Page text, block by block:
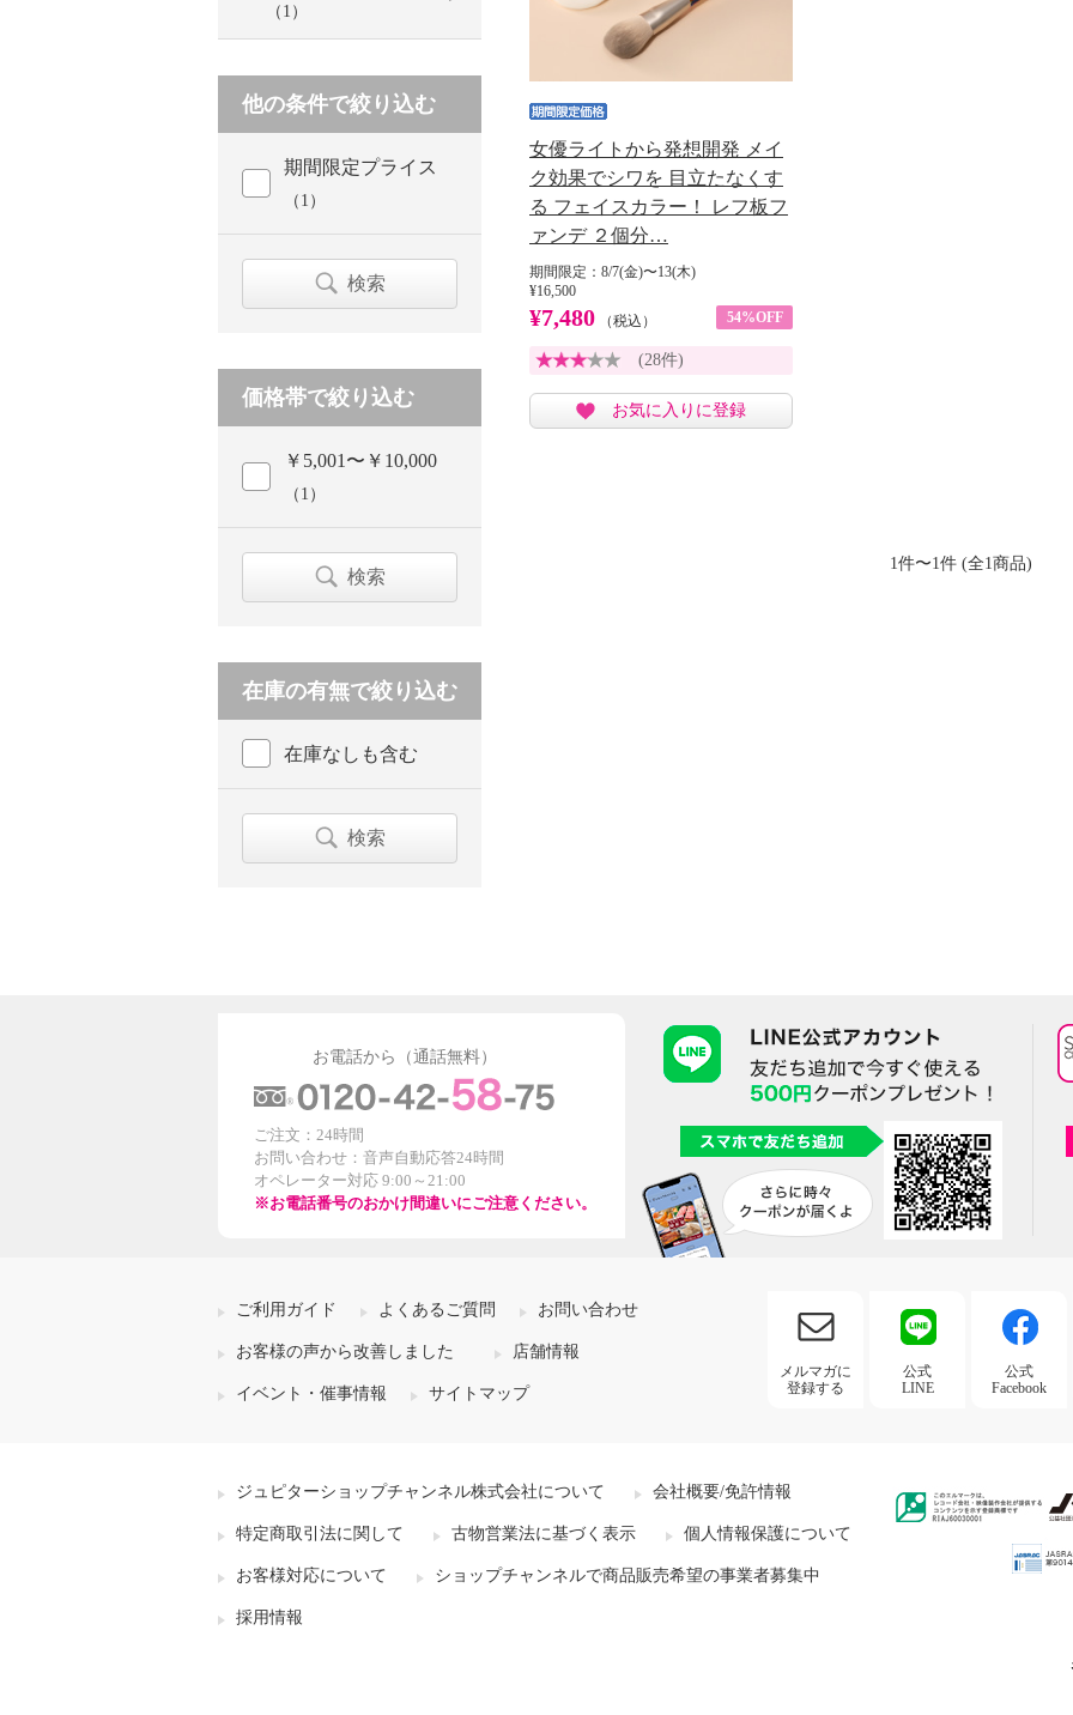
女優ライトから発想開発 メイ
ク効果でシワを 目立たなくす
る フェイスカラー！ レフ板フ
ァンデ ２個分…
期間限定：8/7(金)〜13(木)
¥16,500
¥7,480 （税込） 54%OFF
(28件)
お気に入りに登録
1件〜1件 (全1商品)
（1）
他の条件で絞り込む
期間限定プライス
（1）
検索
価格帯で絞り込む
￥5,001〜￥10,000
（1）
検索
在庫の有無で絞り込む
在庫なしも含む
検索
お電話から（通話無料）
ご注文：24時間
お問い合わせ：音声自動応答24時間
オペレーター対応 9:00～21:00
※お電話番号のおかけ間違いにご注意ください。
ご利用ガイド よくあるご質問 お問い合わせ
お客様の声から改善しました 店舗情報
イベント・催事情報 サイトマップ
メルマガに
登録する
公式
LINE
公式
Facebook
ジュピターショップチャンネル株式会社について 会社概要/免許情報
特定商取引法に関して 古物営業法に基づく表示 個人情報保護について
お客様対応について ショップチャンネルで商品販売希望の事業者募集中
採用情報